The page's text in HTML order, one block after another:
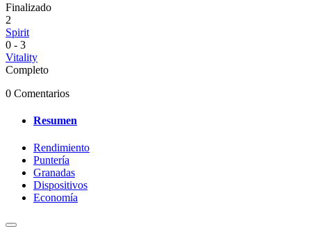
Finalizado
2
Spirit
0 - 3
Vitality
Completo
0 Comentarios
Resumen
Rendimiento
Puntería
Granadas
Dispositivos
Economía